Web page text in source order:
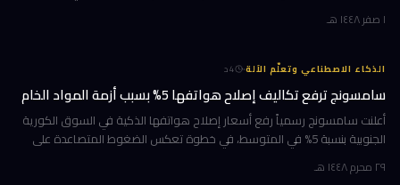
١ صفر ١٤٤٨ هـ
الذكاء الاصطناعي وتعلّم الآلة·
4د
سامسونج ترفع تكاليف إصلاح هواتفها 5% بسبب أزمة المواد الخام
أعلنت سامسونج رسمياً رفع أسعار إصلاح هواتفها الذكية في السوق الكورية
الجنوبية بنسبة 5% في المتوسط، في خطوة تعكس الضغوط المتصاعدة على
٢٩ محرم ١٤٤٨ هـ